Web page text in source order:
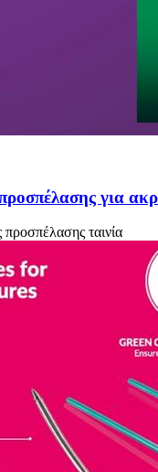
για
ταινία